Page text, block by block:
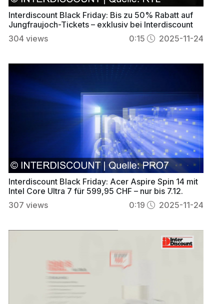
Interdiscount Black Friday: Bis zu 50% Rabatt auf
Jungfraujoch-Tickets – exklusiv bei Interdiscount
304 views 0:15 2025-11-24
Interdiscount Black Friday: Acer Aspire Spin 14 mit
Intel Core Ultra 7 für 599,95 CHF – nur bis 7.12.
307 views 0:19 2025-11-24